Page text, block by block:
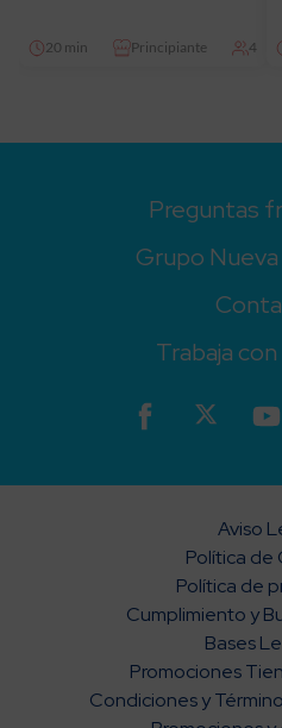
20 min Principiante 4
Preguntas
Grupo
Trabaja
Aviso
Política de
Política de
Cumplimiento y
Bases
Promociones
Condiciones y